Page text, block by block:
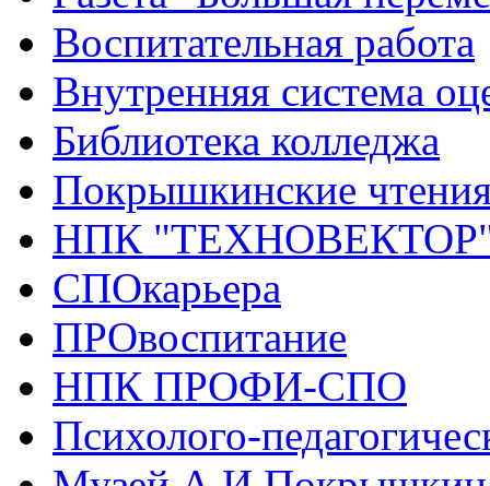
Воспитательная работа
Внутренняя система
Библиотека колледжа
Покрышкинские
НПК
СПОкарьера
ПРОвоспитание
НПК ПРОФИ-СПО
Психолого-